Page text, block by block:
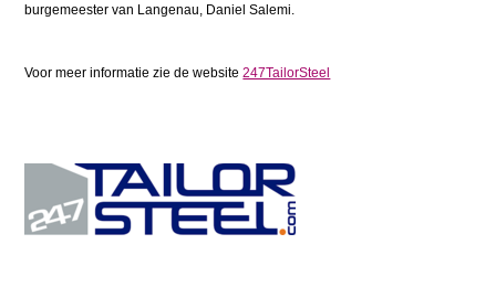
burgemeester van Langenau, Daniel Salemi.
Voor meer informatie zie de website247TailorSteel